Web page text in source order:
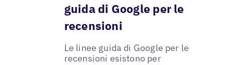
guida di Google per le
recensioni
Le linee guida di Google per le
recensioni esistono per